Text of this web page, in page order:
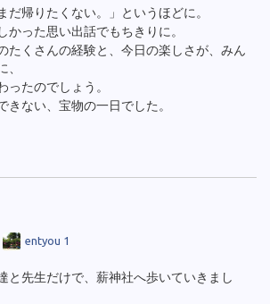
だ帰りたくない。」というほどに。
かった思い出話でもちきりに。
たくさんの経験と、今日の楽しさが、みん
、
ったのでしょう。
きない、宝物の一日でした。
entyou 1
と先生だけで、薪神社へ歩いていきまし